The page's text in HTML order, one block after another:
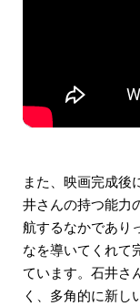
また、映画完成後
井さんの持つ能力
航するなかであり
なを導いてくれて
ています。石井さ
く、多角的に新し